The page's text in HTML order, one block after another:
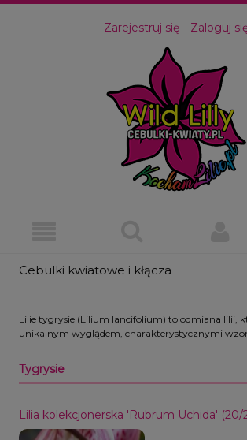
Zarejestruj się Zaloguj
Cebulki kwiatowe i kłącza
Lilie tygrysie (Lilium lancifolium) to odmiana lilii,
unikalnym wyglądem, charakterystycznymi
Tygrysie
Lilia kolekcjonerska 'Rubrum Uchida' (20/